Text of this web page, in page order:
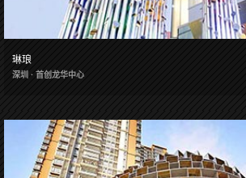
琳琅
深圳 · 首创龙华中心